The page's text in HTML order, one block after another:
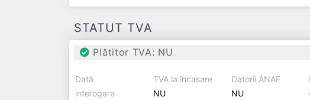
STATUT TVA
Plătitor TVA: NU
Dată
interogare
TVA la încasare
NU
Datorii ANAF
NU